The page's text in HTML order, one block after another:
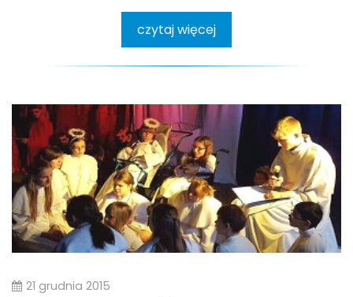
czytaj więcej
21 grudnia 2015